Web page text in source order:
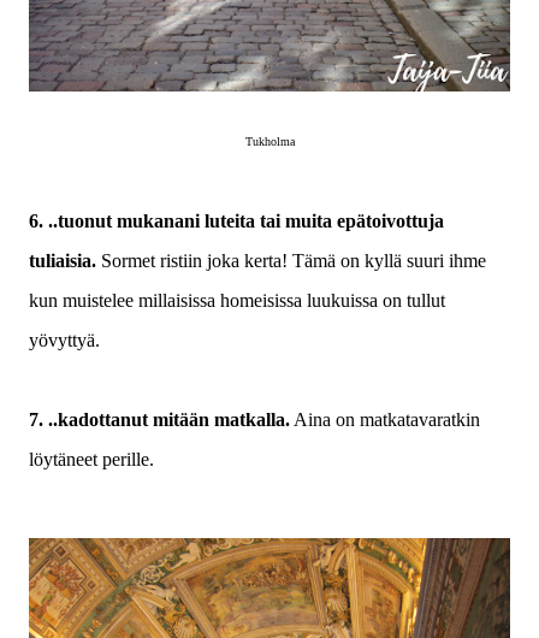
Tukholma
6. ..tuonut mukanani luteita tai muita epätoivottuja
tuliaisia. Sormet ristiin joka kerta! Tämä on kyllä suuri ihme
kun muistelee millaisissa homeisissa luukuissa on tullut
yövyttyä.
7. ..kadottanut mitään matkalla. Aina on matkatavaratkin
löytäneet perille.